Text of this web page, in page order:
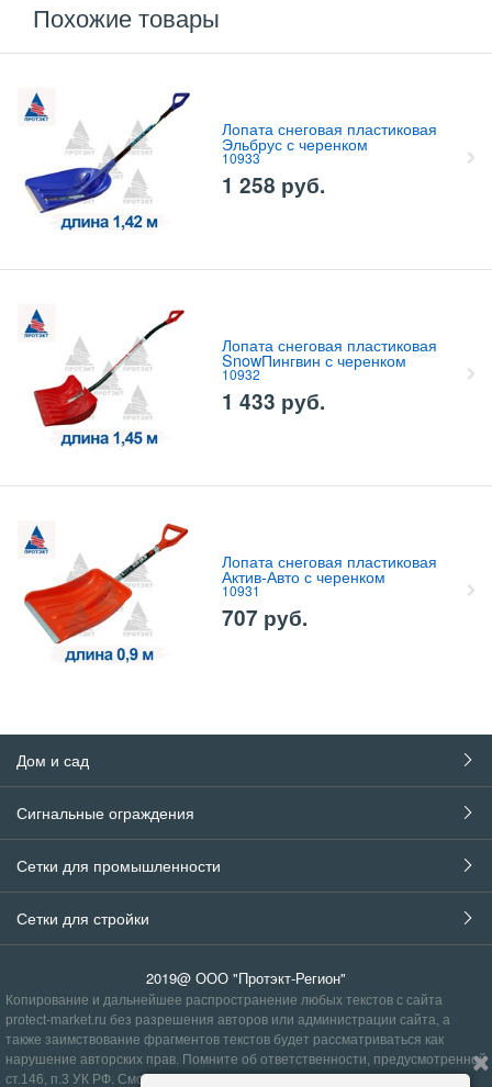
Похожие товары
Лопата снеговая пластиковая
Эльбрус с черенком
10933
1 258 руб.
Лопата снеговая пластиковая
SnowПингвин с черенком
10932
1 433 руб.
Лопата снеговая пластиковая
Актив-Авто с черенком
10931
707 руб.
Дом и сад
Сигнальные ограждения
Сетки для промышленности
Сетки для стройки
2019@ ООО "Протэкт-Регион"
Копирование и дальнейшее распространение любых текстов с сайта
protect-market.ru без разрешения авторов или администрации сайта, а
также заимствование фрагментов текстов будет рассматриваться как
нарушение авторских прав. Помните об ответственности, предусмотренной
ст.146, п.3 УК РФ Смотрите правила.